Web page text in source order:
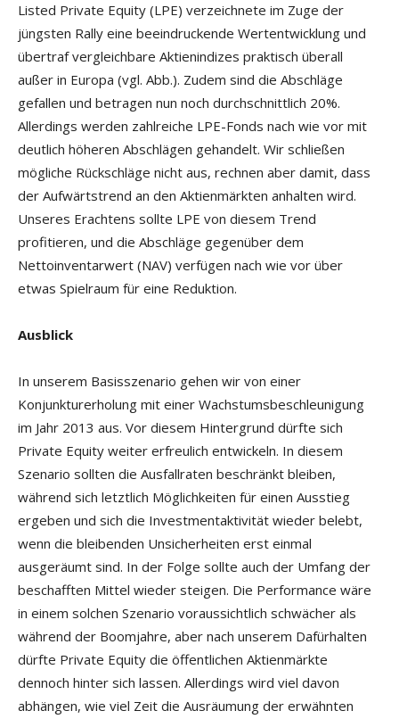
Listed Private Equity (LPE) verzeichnete im Zuge der
jüngsten Rally eine beeindruckende Wertentwicklung und
übertraf vergleichbare Aktienindizes praktisch überall
außer in Europa (vgl. Abb.). Zudem sind die Abschläge
gefallen und betragen nun noch durchschnittlich 20%.
Allerdings werden zahlreiche LPE-Fonds nach wie vor mit
deutlich höheren Abschlägen gehandelt. Wir schließen
mögliche Rückschläge nicht aus, rechnen aber damit, dass
der Aufwärtstrend an den Aktienmärkten anhalten wird.
Unseres Erachtens sollte LPE von diesem Trend
profitieren, und die Abschläge gegenüber dem
Nettoinventarwert (NAV) verfügen nach wie vor über
etwas Spielraum für eine Reduktion.
Ausblick
In unserem Basisszenario gehen wir von einer
Konjunkturerholung mit einer Wachstumsbeschleunigung
im Jahr 2013 aus. Vor diesem Hintergrund dürfte sich
Private Equity weiter erfreulich entwickeln. In diesem
Szenario sollten die Ausfallraten beschränkt bleiben,
während sich letztlich Möglichkeiten für einen Ausstieg
ergeben und sich die Investmentaktivität wieder belebt,
wenn die bleibenden Unsicherheiten erst einmal
ausgeräumt sind. In der Folge sollte auch der Umfang der
beschafften Mittel wieder steigen. Die Performance wäre
in einem solchen Szenario voraussichtlich schwächer als
während der Boomjahre, aber nach unserem Dafürhalten
dürfte Private Equity die öffentlichen Aktienmärkte
dennoch hinter sich lassen. Allerdings wird viel davon
abhängen, wie viel Zeit die Ausräumung der erwähnten